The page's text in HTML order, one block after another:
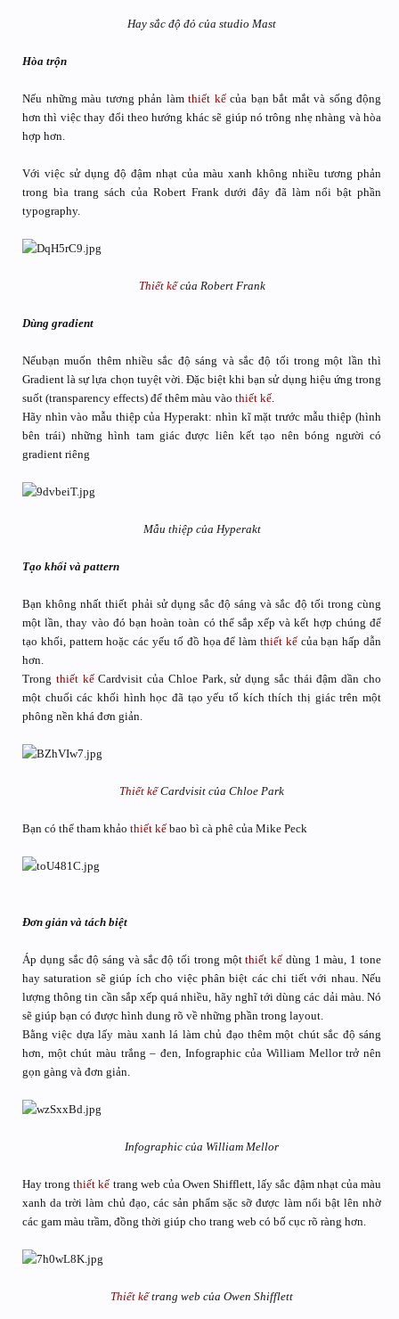
Hay sắc độ đỏ của studio Mast
Hòa trộn
Nếu những màu tương phản làm thiết kếcủa bạn bắt mắt và sống động
hơn thì việc thay đổi theo hướng khác sẽ giúp nó trông nhẹ nhàng và hòa
hợp hơn.
Với việc sử dụng độ đậm nhạt của màu xanh không nhiều tương phản
trong bìa trang sách của Robert Frank dưới đây đã làm nổi bật phần
typography.
Thiết kếcủa Robert Frank
Dùng gradient
Nếubạn muốn thêm nhiều sắc độ sáng và sắc độ tối trong một lần thì
Gradient là sự lựa chọn tuyệt vời. Đặc biệt khi bạn sử dụng hiệu ứng trong
suốt (transparency effects) để thêm màu vào thiết kế.
Hãy nhìn vào mẫu thiệp của Hyperakt: nhìn kĩ mặt trước mẫu thiệp (hình
bên trái) những hình tam giác được liên kết tạo nên bóng người có
gradient riêng
Mẫu thiệp của Hyperakt
Tạo khối và pattern
Bạn không nhất thiết phải sử dụng sắc độ sáng và sắc độ tối trong cùng
một lần, thay vào đó bạn hoàn toàn có thể sắp xếp và kết hợp chúng để
tạo khối, pattern hoặc các yếu tố đồ họa để làm thiết kếcủa bạn hấp dẫn
hơn.
Trong thiết kếCardvisit của Chloe Park, sử dụng sắc thái đậm dần cho
một chuối các khối hình học đã tạo yếu tố kích thích thị giác trên một
phông nền khá đơn giản.
Thiết kếCardvisit của Chloe Park
Bạn có thể tham khảo thiết kế bao bì cà phê của Mike Peck
Đơn giản và tách biệt
Áp dụng sắc độ sáng và sắc độ tối trong mộtthiết kế dùng 1 màu, 1 tone
hay saturation sẽ giúp ích cho việc phân biệt các chi tiết với nhau. Nếu
lượng thông tin cần sắp xếp quá nhiều, hãy nghĩ tới dùng các dải màu. Nó
sẽ giúp bạn có được hình dung rõ về những phần trong layout.
Bằng việc dựa lấy màu xanh lá làm chủ đạo thêm một chút sắc độ sáng
hơn, một chút màu trắng – đen, Infographic của William Mellor trở nên
gọn gàng và đơn giản.
Infographic của William Mellor
Hay trongthiết kế trang web của Owen Shifflett, lấy sắc đậm nhạt của màu
xanh da trời làm chủ đạo, các sản phẩm sặc sỡ được làm nổi bật lên nhờ
các gam màu trầm, đồng thời giúp cho trang web có bố cục rõ ràng hơn.
Thiết kếtrang web của Owen Shifflett